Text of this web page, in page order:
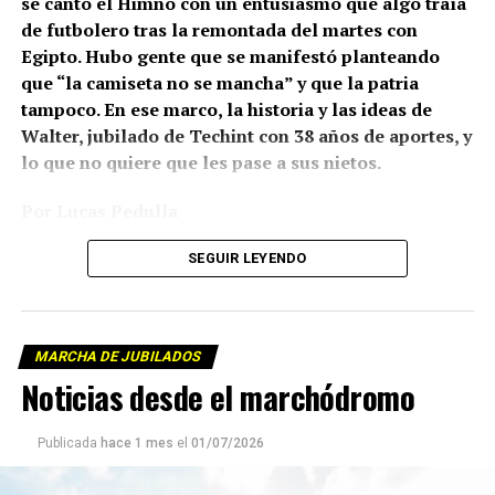
de futbolero tras la remontada del martes con
Egipto. Hubo gente que se manifestó planteando
que “la camiseta no se mancha” y que la patria
tampoco. En ese marco, la historia y las ideas de
Walter, jubilado de Techint con 38 años de aportes, y
lo que no quiere que les pase a sus nietos.
Fotos: Juan Valeiro y Tadeo Bourbon/lavaca.org
SEGUIR LEYENDO
MARCHA DE JUBILADOS
Noticias desde el marchódromo
Publicada hace 1 mes el 01/07/2026